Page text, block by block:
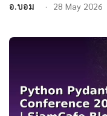
อ.บอม 28 May 2026